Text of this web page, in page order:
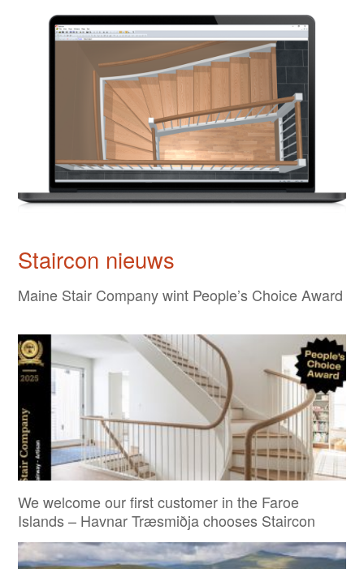
Staircon nieuws
Maine Stair Company wint People’s Choice Award
We welcome our first customer in the Faroe
Islands – Havnar Træsmiðja chooses Staircon